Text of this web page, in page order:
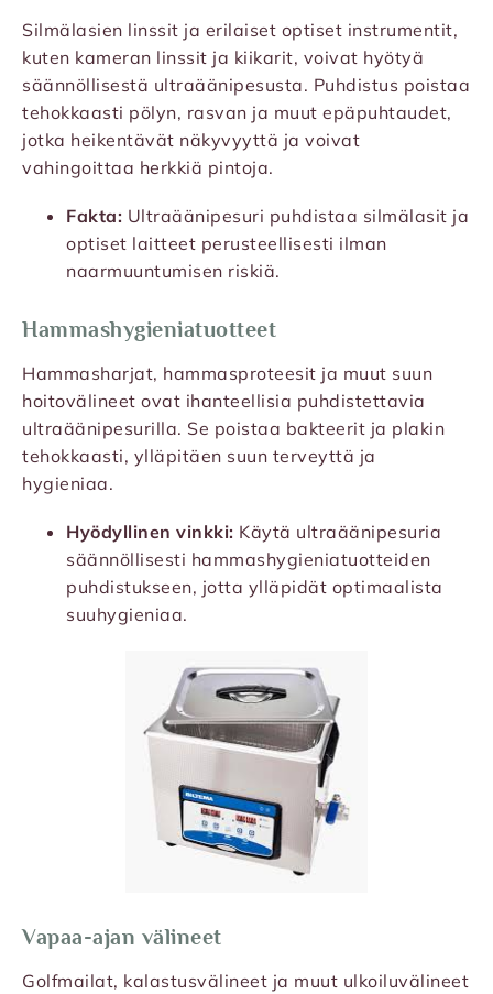
Silmälasien linssit ja erilaiset optiset instrumentit,
kuten kameran linssit ja kiikarit, voivat hyötyä
säännöllisestä ultraäänipesusta. Puhdistus poistaa
tehokkaasti pölyn, rasvan ja muut epäpuhtaudet,
jotka heikentävät näkyvyyttä ja voivat
vahingoittaa herkkiä pintoja.
Fakta: Ultraäänipesuri puhdistaa silmälasit ja
optiset laitteet perusteellisesti ilman
naarmuuntumisen riskiä.
Hammashygieniatuotteet
Hammasharjat, hammasproteesit ja muut suun
hoitovälineet ovat ihanteellisia puhdistettavia
ultraäänipesurilla. Se poistaa bakteerit ja plakin
tehokkaasti, ylläpitäen suun terveyttä ja
hygieniaa.
Hyödyllinen vinkki: Käytä ultraäänipesuria
säännöllisesti hammashygieniatuotteiden
puhdistukseen, jotta ylläpidät optimaalista
suuhygieniaa.
Vapaa-ajan välineet
Golfmailat, kalastusvälineet ja muut ulkoiluvälineet